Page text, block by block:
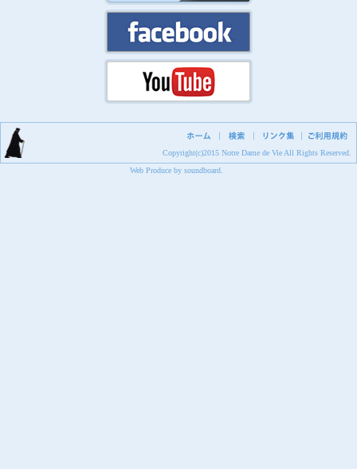
Copyright(c)2015 Notre Dame de Vie All Rights Reserved.
Web Produceby soundboard.